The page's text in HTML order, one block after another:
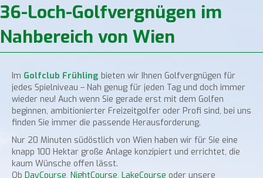
36-Loch-Golfvergnügen im
Nahbereich von Wien
Im Golfclub Frühling bieten wir Ihnen Golfvergnügen für
jedes Spielniveau – Nah genug für jeden Tag und doch immer
wieder neu! Auch wenn Sie gerade erst mit dem Golfen
beginnen, ambitionierter Freizeitgolfer oder Profi sind, bei uns
finden Sie immer die passende Herausforderung.
Nur 20 Minuten südöstlich von Wien haben wir für Sie eine
knapp 100 Hektar große Anlage konzipiert und errichtet, die
kaum Wünsche offen lässt.
Ob DayCourse, NightCourse, LakeCourse oder unsere